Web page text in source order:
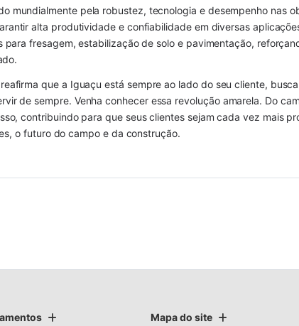
mundialmente pela robustez, tecnologia e desempenho nas
alta produtividade e confiabilidade em diversas
fresagem, estabilização de solo e pavimentação,
que a Iguaçu está sempre ao lado do seu cliente,
de sempre. Venha conhecer essa revolução amarela. Do
contribuindo para que seus clientes sejam cada vez mais
o futuro do campo e da construção.
Mapa do site